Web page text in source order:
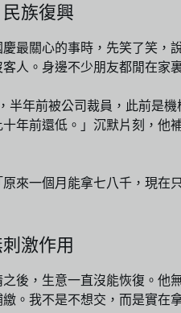
族復興
最關心的事時，先笑了笑
人。身邊不少朋友都閒在家裏
半年前被公司裁員，此前是
年前還低。」沉默片刻，
來一個月能拿七八千，現
激作用
後，生意一直沒能恢復。
。我不是不想交，而是實在